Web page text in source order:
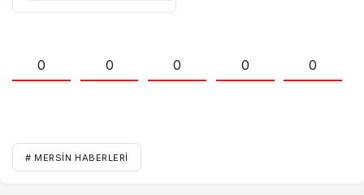
0 0 0 0 0
# MERSIN HABERLERI